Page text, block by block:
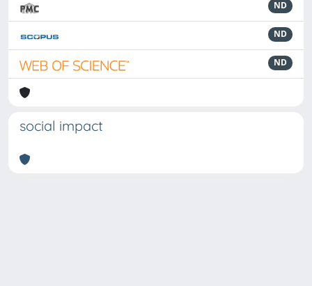
ND
ND
ND
social impact